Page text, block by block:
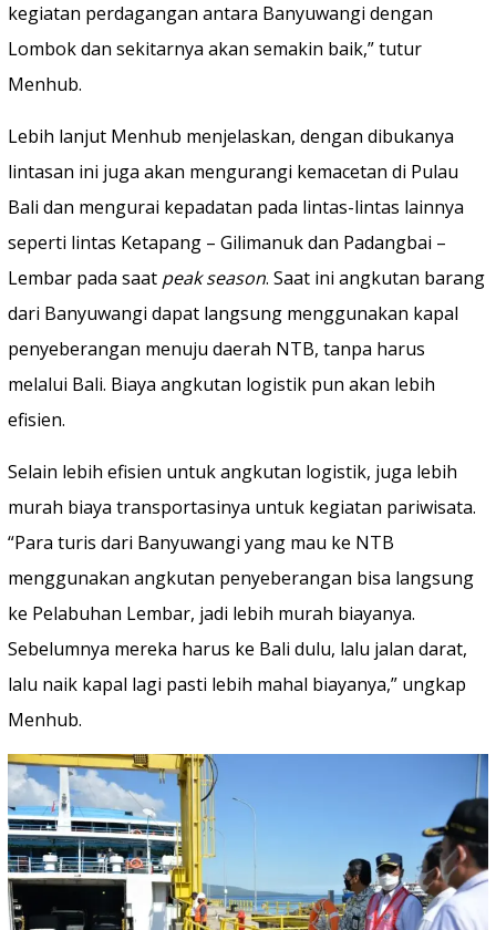
kegiatan perdagangan antara Banyuwangi dengan
Lombok dan sekitarnya akan semakin baik,” tutur
Menhub.
Lebih lanjut Menhub menjelaskan, dengan dibukanya
lintasan ini juga akan mengurangi kemacetan di Pulau
Bali dan mengurai kepadatan pada lintas-lintas lainnya
seperti lintas Ketapang – Gilimanuk dan Padangbai –
Lembar pada saat peak season. Saat ini angkutan barang
dari Banyuwangi dapat langsung menggunakan kapal
penyeberangan menuju daerah NTB, tanpa harus
melalui Bali. Biaya angkutan logistik pun akan lebih
efisien.
Selain lebih efisien untuk angkutan logistik, juga lebih
murah biaya transportasinya untuk kegiatan pariwisata.
“Para turis dari Banyuwangi yang mau ke NTB
menggunakan angkutan penyeberangan bisa langsung
ke Pelabuhan Lembar, jadi lebih murah biayanya.
Sebelumnya mereka harus ke Bali dulu, lalu jalan darat,
lalu naik kapal lagi pasti lebih mahal biayanya,” ungkap
Menhub.